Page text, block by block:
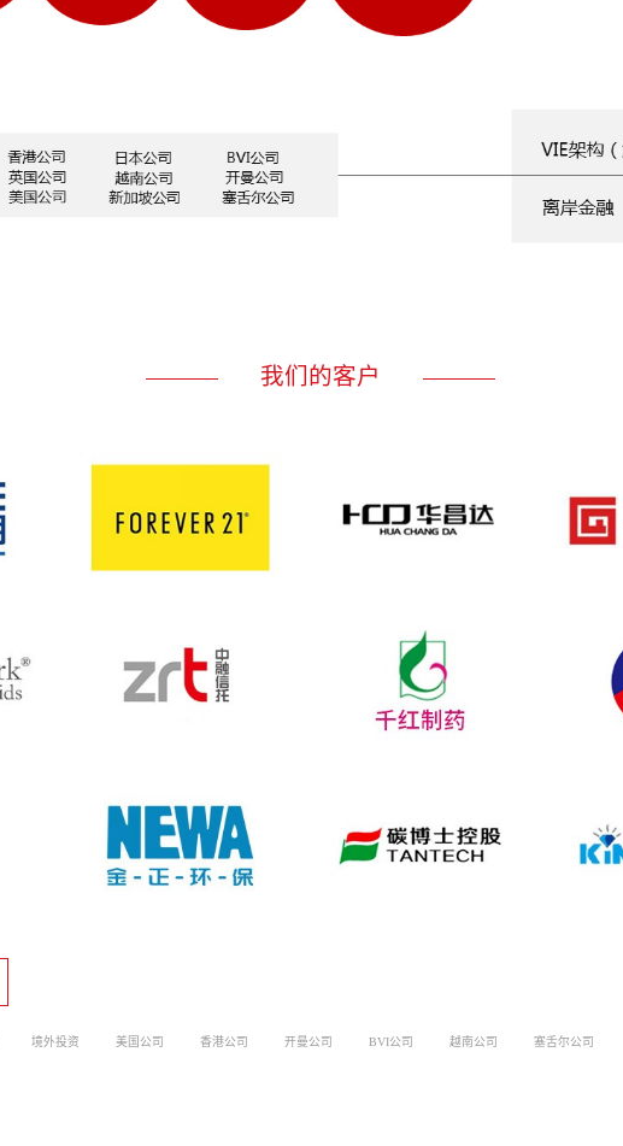
我们的客户
境外投资 美国公司 香港公司 开曼公司 BVI公司 越南公司 塞舌尔公司